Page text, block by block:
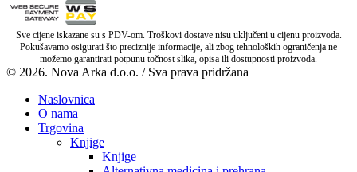
Sve cijene iskazane su s PDV-om. Troškovi dostave nisu uključeni u cijenu proizvoda.
Pokušavamo osigurati što preciznije informacije, ali zbog tehnoloških ograničenja ne
možemo garantirati potpunu točnost slika, opisa ili dostupnosti proizvoda.
© 2026. Nova Arka d.o.o. / Sva prava pridržana
Naslovnica
O nama
Trgovina
Knjige
Knjige